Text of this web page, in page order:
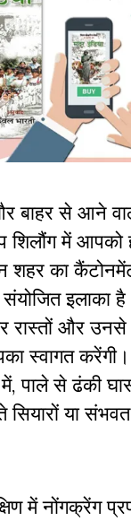
बाहर से आने
में आपको
शहर का
इलाका
रास्तों और
स्वागत
में, पाले से ढंकी
सियारों या
में नोंगक्रेंग